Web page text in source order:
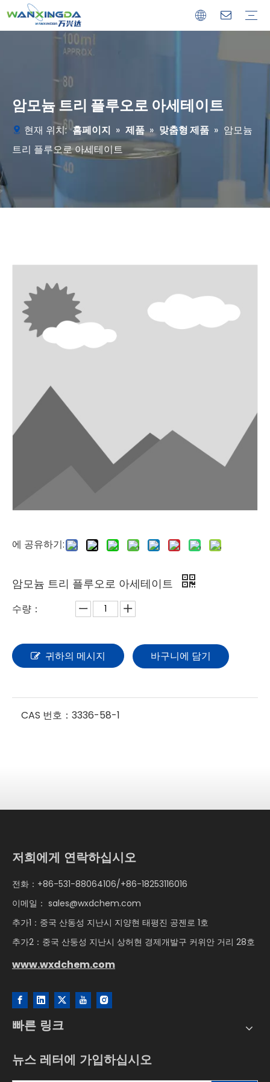
암모늄 트리 플루오로 아세테이트
현재 위치: 홈페이지 » 제품 » 맞춤형 제품 » 암모늄
트리 플루오로 아세테이트
에 공유하기:
암모늄 트리 플루오로 아세테이트
수량：
귀하의 메시지 바구니에 담기
CAS 번호： 3336-58-1
저희에게 연락하십시오
전화：+86-531-88064106/+86-18253116016
이메일： sales@wxdchem.com
추가1：중국 산동성 지난시 지양현 태평진 공젠로 1호
추가2：중국 산둥성 지난시 상허현 경제개발구 커위안 거리 28호
www.wxdchem.com
빠른 링크
뉴스 레터에 가입하십시오